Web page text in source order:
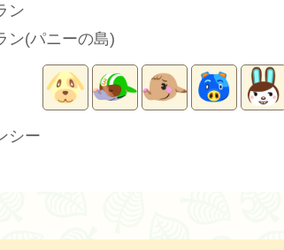
ン
ン(パニーの島)
シー